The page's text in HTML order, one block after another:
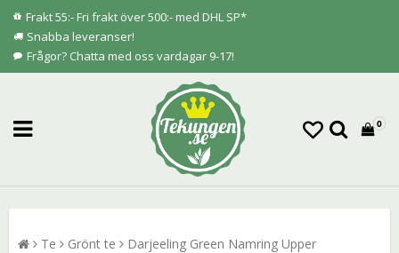
Frakt 55:- Fri frakt över 500:- med DHL SP*
Snabba leveranser!
Frågor? Chatta med oss vardagar 9-17!
0
Te Grönt te
Darjeeling Green Namring Upper